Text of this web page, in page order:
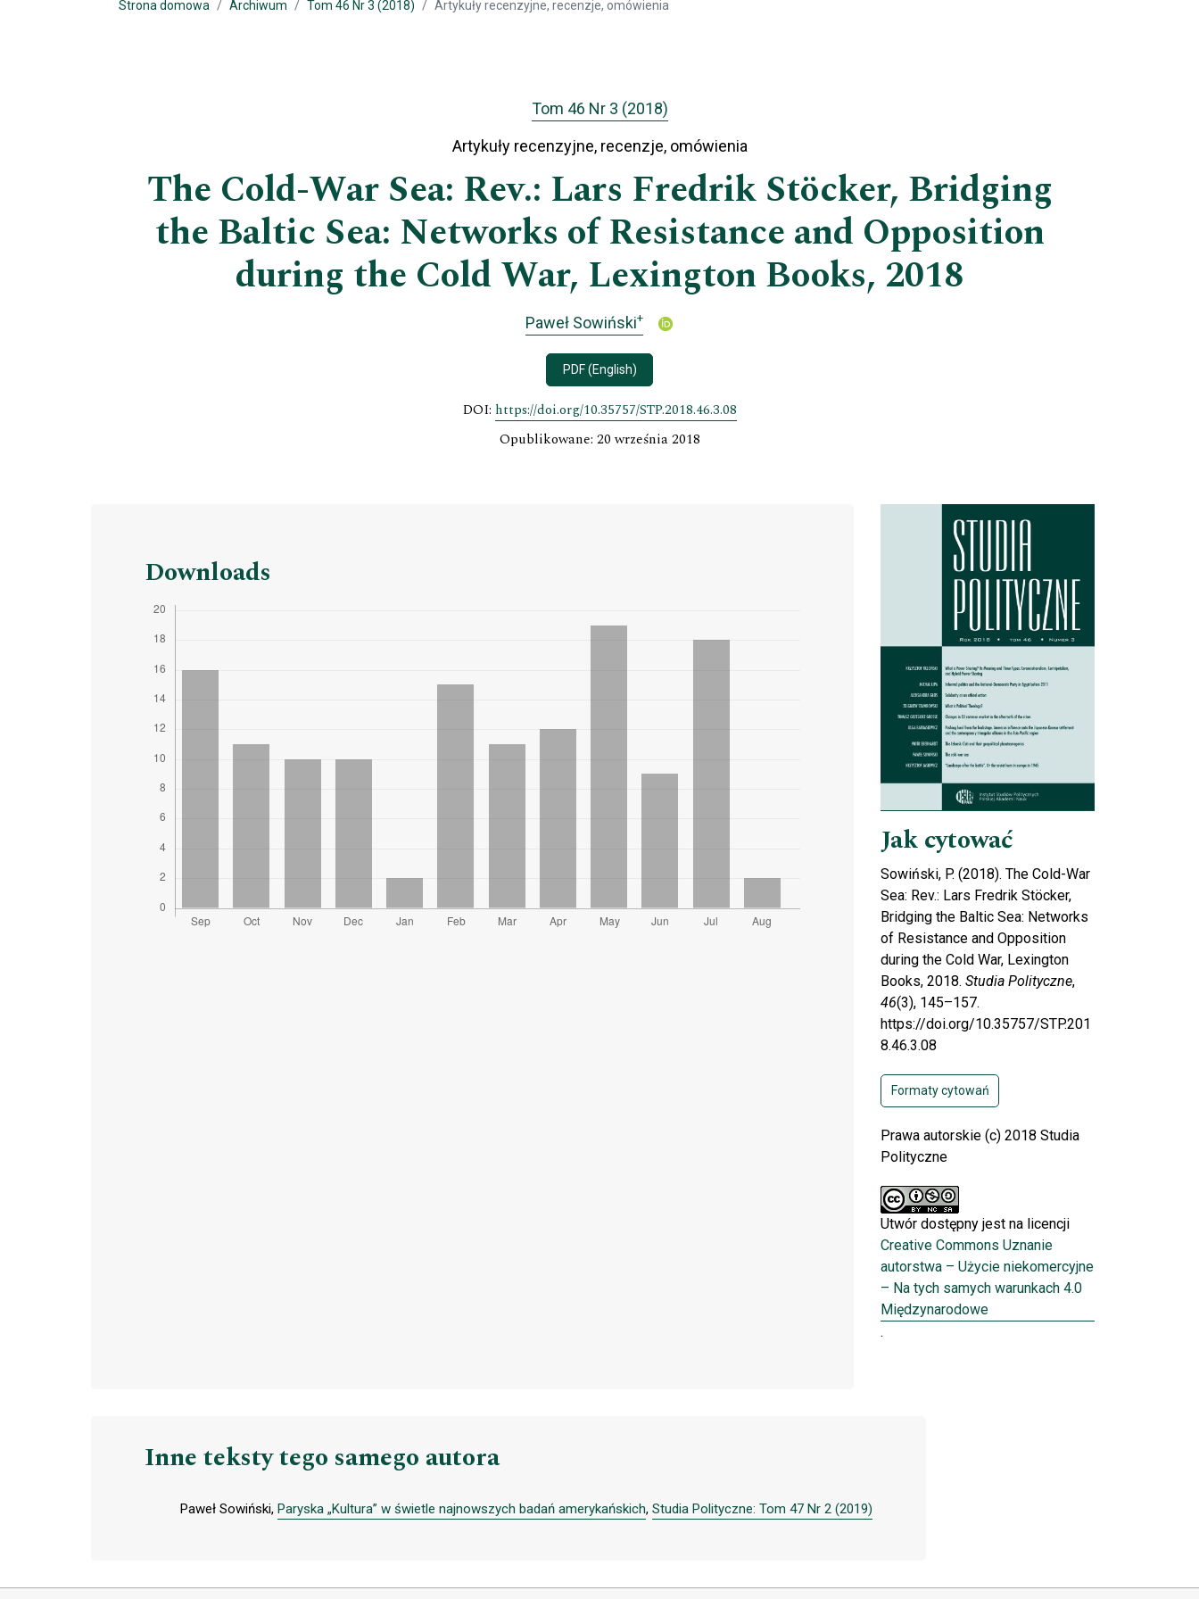
Strona domowa Archiwum Tom 46 Nr 3 (2018) Artykuły recenzyjne, recenzje, omówienia
Tom 46 Nr 3 (2018)
Artykuły recenzyjne, recenzje, omówienia
The Cold-War Sea: Rev.: Lars Fredrik Stöcker, Bridging
the Baltic Sea: Networks of Resistance and Opposition
during the Cold War, Lexington Books, 2018
Paweł Sowiński+
PDF (English)
DOI: https://doi.org/10.35757/STP.2018.46.3.08
Opublikowane: 20 września 2018
Downloads
Cover image
Jak cytować
Sowiński, P. (2018). The Cold-War
Sea: Rev.: Lars Fredrik Stöcker,
Bridging the Baltic Sea: Networks
of Resistance and Opposition
during the Cold War, Lexington
Books, 2018. Studia Polityczne,
46(3), 145–157.
https://doi.org/10.35757/STP.201
8.46.3.08
Formaty cytowań
Prawa autorskie (c) 2018 Studia
Polityczne
Utwór dostępny jest na licencji
Creative Commons Uznanie
autorstwa – Użycie niekomercyjne
– Na tych samych warunkach 4.0
Międzynarodowe
.
Inne teksty tego samego autora
Paweł Sowiński, Paryska „Kultura” w świetle najnowszych badań amerykańskich, Studia Polityczne: Tom 47 Nr 2 (2019)